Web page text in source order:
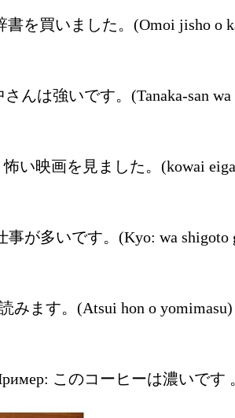
を買いました。(Omoi jisho o
んは強いです。(Tanaka-san wa
い映画を見ました。(kowai
が多いです。(Kyo: wa shigoto
みます。(Atsui hon o yomimasu)
このコーヒーは濃いです